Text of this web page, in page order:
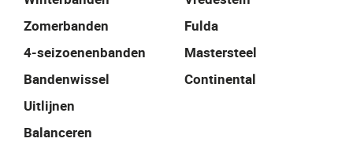
Zomerbanden
4-seizoenenbanden
Bandenwissel
Uitlijnen
Balanceren
Fulda
Mastersteel
Continental